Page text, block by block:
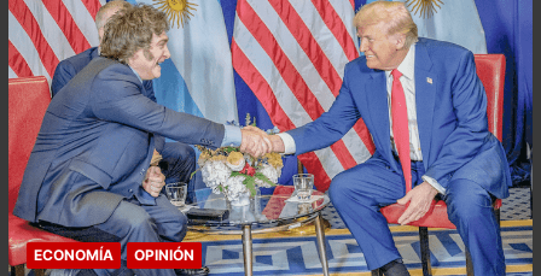
ECONOMÍA OPINIÓN